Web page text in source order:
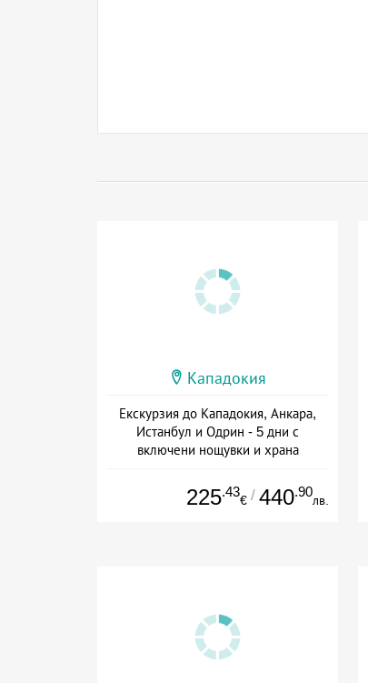
Кападокия
Екскурзия до Кападокия, Анкара,
Истанбул и Одрин - 5 дни с
включени нощувки и храна
225.43
€ / 440.90
лв.